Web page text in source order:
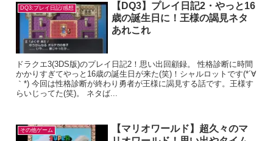
DQ3:プレイ日記/感想
【DQ3】プレイ日記2・やっと16
歳の誕生日に！王様の謁見ネタ
あれこれ
ドラクエ3(3DS版)のプレイ日記2！思い出回顧録。 性格診断に時間
かかりすぎてやっと16歳の誕生日が来た(笑)！シャルロットです(*´∀
｀*) 今回は性格診断が終わり勇者が王様に謁見する話です。王様す
らいじってた(笑)。 ネタば...
その他ゲーム
【マリオワールド】超久々のマ